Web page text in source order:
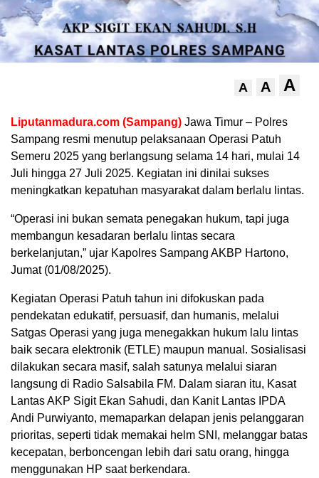
A A A
Liputanmadura.com (Sampang) Jawa Timur – Polres
Sampang resmi menutup pelaksanaan Operasi Patuh
Semeru 2025 yang berlangsung selama 14 hari, mulai 14
Juli hingga 27 Juli 2025. Kegiatan ini dinilai sukses
meningkatkan kepatuhan masyarakat dalam berlalu lintas.
“Operasi ini bukan semata penegakan hukum, tapi juga
membangun kesadaran berlalu lintas secara
berkelanjutan,” ujar Kapolres Sampang AKBP Hartono,
Jumat (01/08/2025).
Kegiatan Operasi Patuh tahun ini difokuskan pada
pendekatan edukatif, persuasif, dan humanis, melalui
Satgas Operasi yang juga menegakkan hukum lalu lintas
baik secara elektronik (ETLE) maupun manual. Sosialisasi
dilakukan secara masif, salah satunya melalui siaran
langsung di Radio Salsabila FM. Dalam siaran itu, Kasat
Lantas AKP Sigit Ekan Sahudi, dan Kanit Lantas IPDA
Andi Purwiyanto, memaparkan delapan jenis pelanggaran
prioritas, seperti tidak memakai helm SNI, melanggar batas
kecepatan, berboncengan lebih dari satu orang, hingga
menggunakan HP saat berkendara.